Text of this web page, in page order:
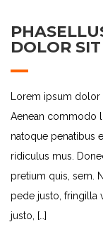
DOLOR
Lorem ipsum
Aenean commodo
natoque penatibus
ridiculus mus.
pretium quis, sem.
pede justo, fringilla
justo, […]